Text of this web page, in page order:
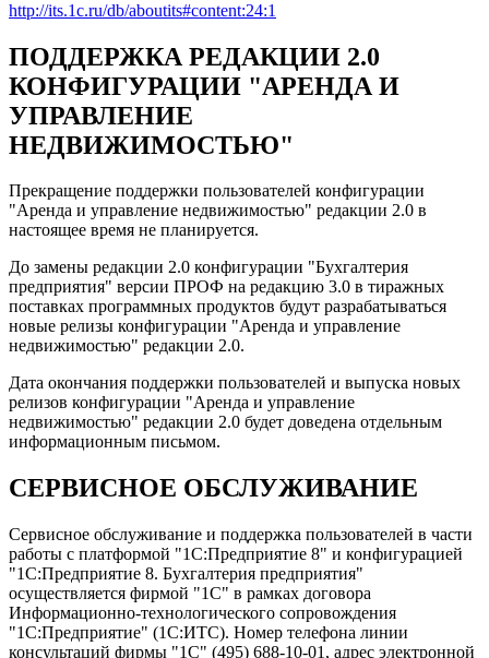
http://its.1c.ru/db/aboutits#content:24:1
ПОДДЕРЖКА РЕДАКЦИИ 2.0
КОНФИГУРАЦИИ "АРЕНДА И
УПРАВЛЕНИЕ
НЕДВИЖИМОСТЬЮ"
Прекращение поддержки пользователей конфигурации
"Аренда и управление недвижимостью" редакции 2.0 в
настоящее время не планируется.
До замены редакции 2.0 конфигурации "Бухгалтерия
предприятия" версии ПРОФ на редакцию 3.0 в тиражных
поставках программных продуктов будут разрабатываться
новые релизы конфигурации "Аренда и управление
недвижимостью" редакции 2.0.
Дата окончания поддержки пользователей и выпуска новых
релизов конфигурации "Аренда и управление
недвижимостью" редакции 2.0 будет доведена отдельным
информационным письмом.
СЕРВИСНОЕ ОБСЛУЖИВАНИЕ
Сервисное обслуживание и поддержка пользователей в части
работы с платформой "1С:Предприятие 8" и конфигурацией
"1С:Предприятие 8. Бухгалтерия предприятия"
осуществляется фирмой "1С" в рамках договора
Информационно-технологического сопровождения
"1С:Предприятие" (1С:ИТС). Номер телефона линии
консультаций фирмы "1С" (495) 688-10-01, адрес электронной